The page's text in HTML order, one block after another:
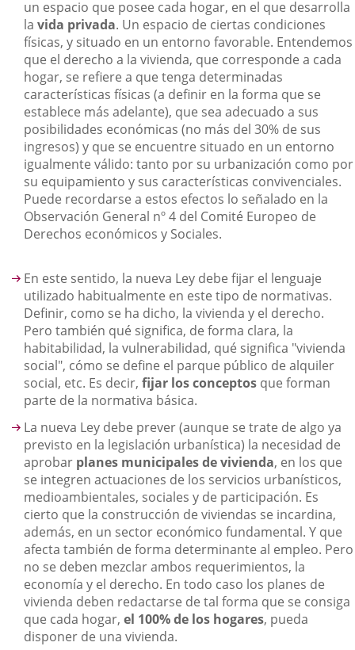
un espacio que posee cada hogar, en el que desarrolla
la vida privada. Un espacio de ciertas condiciones
físicas, y situado en un entorno favorable. Entendemos
que el derecho a la vivienda, que corresponde a cada
hogar, se refiere a que tenga determinadas
características físicas (a definir en la forma que se
establece más adelante), que sea adecuado a sus
posibilidades económicas (no más del 30% de sus
ingresos) y que se encuentre situado en un entorno
igualmente válido: tanto por su urbanización como por
su equipamiento y sus características convivenciales.
Puede recordarse a estos efectos lo señalado en la
Observación General nº 4 del Comité Europeo de
Derechos económicos y Sociales.
En este sentido, la nueva Ley debe fijar el lenguaje
utilizado habitualmente en este tipo de normativas.
Definir, como se ha dicho, la vivienda y el derecho.
Pero también qué significa, de forma clara, la
habitabilidad, la vulnerabilidad, qué significa "vivienda
social", cómo se define el parque público de alquiler
social, etc. Es decir, fijar los conceptos que forman
parte de la normativa básica.
La nueva Ley debe prever (aunque se trate de algo ya
previsto en la legislación urbanística) la necesidad de
aprobar planes municipales de vivienda, en los que
se integren actuaciones de los servicios urbanísticos,
medioambientales, sociales y de participación. Es
cierto que la construcción de viviendas se incardina,
además, en un sector económico fundamental. Y que
afecta también de forma determinante al empleo. Pero
no se deben mezclar ambos requerimientos, la
economía y el derecho. En todo caso los planes de
vivienda deben redactarse de tal forma que se consiga
que cada hogar, el 100% de los hogares, pueda
disponer de una vivienda.